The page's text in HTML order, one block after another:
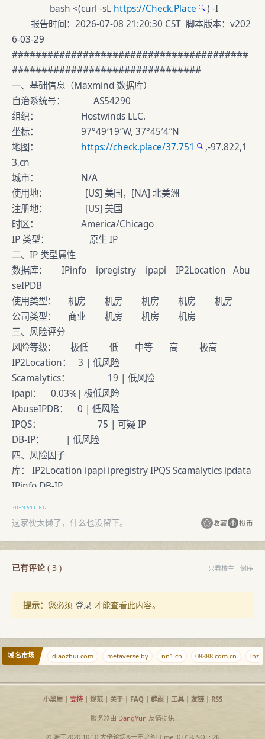
bash <(curl -sL https://Check.Place
) -I
报告时间：2026-07-08 21:20:30 CST 脚本版本：v202
6-03-29
########################################
################################
一、基础信息（Maxmind 数据库）
自治系统号： AS54290
组织： Hostwinds LLC.
坐标： 97°49′19″W, 37°45′4″N
地图： https://check.place/37.751
,-97.822,1
3,cn
城市： N/A
使用地： [US] 美国，[NA] 北美洲
注册地： [US] 美国
时区： America/Chicago
IP 类型： 原生 IP
二、IP 类型属性
数据库： IPinfo ipregistry ipapi IP2Location Abu
seIPDB
使用类型： 机房 机房 机房 机房 机房
公司类型： 商业 机房 机房 机房
三、风险评分
风险等级： 极低 低 中等 高 极高
IP2Location： 3 | 低风险
Scamalytics： 19 | 低风险
ipapi： 0.03%| 极低风险
AbuseIPDB： 0 | 低风险
IPQS： 75 | 可疑 IP
DB-IP： | 低风险
四、风险因子
库： IP2Location ipapi ipregistry IPQS Scamalytics ipdata
IPinfo DB-IP
代理： 否 否 否 是 否 否 否 否
Tor： 否 否 否 否 否 否 否 无
V PN： 否 否 否 是 否 无 否 无
服务器： 是 是 是 无 是 是 是 无
五、流媒体及 AI 服务解锁检测
eddit ChatGPT
状态： 解锁 屏蔽 解锁 解锁 解锁 屏蔽 解锁
方式： 原生 原生 原生 原生 原生
六、邮局连通性及黑名单检测
本地 25 端口出站：可用
通信：-Gmail+Outlook+Yahoo+Apple-QQ+MailRU+AOL-G
这家伙太懒了，什么也没留下。 收藏 投币
已有评论( 3 ) 只看楼主 倒序
提示： 您必须 登录 才能查看此内容。
域名市场
caoliu.cn diaozhui.com metaverse.by nn1.cn 08888.com.cn
小黑屋| 支持| 规范| 关于| FAQ| 群组| 工具| 友链| RSS
服务器由 DangYun 友情提供
© 始于2020.10.10 大佬论坛&十年之约Time: 0.018, SQL: 26